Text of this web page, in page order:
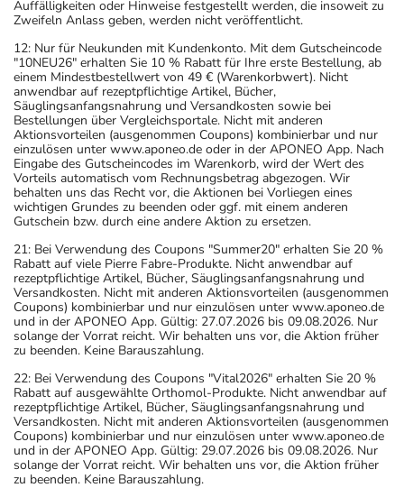
Auffälligkeiten oder Hinweise festgestellt werden, die insoweit zu
Zweifeln Anlass geben, werden nicht veröffentlicht.
12: Nur für Neukunden mit Kundenkonto. Mit dem Gutscheincode
"10NEU26" erhalten Sie 10 % Rabatt für Ihre erste Bestellung, ab
einem Mindestbestellwert von 49 € (Warenkorbwert). Nicht
anwendbar auf rezeptpflichtige Artikel, Bücher,
Säuglingsanfangsnahrung und Versandkosten sowie bei
Bestellungen über Vergleichsportale. Nicht mit anderen
Aktionsvorteilen (ausgenommen Coupons) kombinierbar und nur
einzulösen unter www.aponeo.de oder in der APONEO App. Nach
Eingabe des Gutscheincodes im Warenkorb, wird der Wert des
Vorteils automatisch vom Rechnungsbetrag abgezogen. Wir
behalten uns das Recht vor, die Aktionen bei Vorliegen eines
wichtigen Grundes zu beenden oder ggf. mit einem anderen
Gutschein bzw. durch eine andere Aktion zu ersetzen.
21: Bei Verwendung des Coupons "Summer20" erhalten Sie 20 %
Rabatt auf viele Pierre Fabre-Produkte. Nicht anwendbar auf
rezeptpflichtige Artikel, Bücher, Säuglingsanfangsnahrung und
Versandkosten. Nicht mit anderen Aktionsvorteilen (ausgenommen
Coupons) kombinierbar und nur einzulösen unter www.aponeo.de
und in der APONEO App. Gültig: 27.07.2026 bis 09.08.2026. Nur
solange der Vorrat reicht. Wir behalten uns vor, die Aktion früher
zu beenden. Keine Barauszahlung.
22: Bei Verwendung des Coupons "Vital2026" erhalten Sie 20 %
Rabatt auf ausgewählte Orthomol-Produkte. Nicht anwendbar auf
rezeptpflichtige Artikel, Bücher, Säuglingsanfangsnahrung und
Versandkosten. Nicht mit anderen Aktionsvorteilen (ausgenommen
Coupons) kombinierbar und nur einzulösen unter www.aponeo.de
und in der APONEO App. Gültig: 29.07.2026 bis 09.08.2026. Nur
solange der Vorrat reicht. Wir behalten uns vor, die Aktion früher
zu beenden. Keine Barauszahlung.